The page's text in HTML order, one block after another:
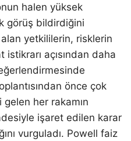
halen yüksek
görüş bildirdiğini
alan yetkililerin, risklerin
açısından daha
önce çok
her rakamın
işaret edilen karar
vurguladı. Powell faiz